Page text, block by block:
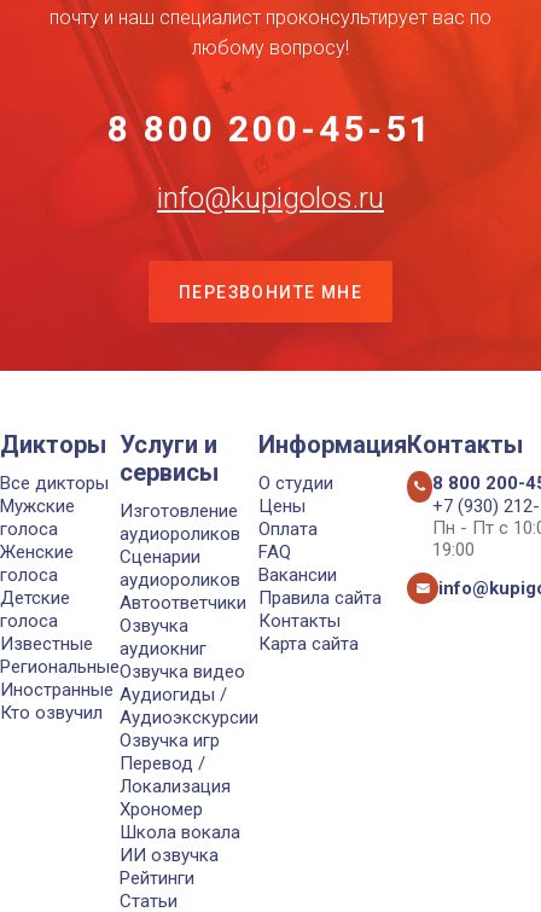
почту и наш специалист проконсультирует вас по
любому вопросу!
8 800 200-45-51
info@kupigolos.ru
ПЕРЕЗВОНИТЕ МНЕ
Дикторы
Все дикторы
Мужские
голоса
Женские
голоса
Детские
голоса
Известные
Региональные
Иностранные
Кто озвучил
Услуги и
сервисы
Изготовление
аудиороликов
Сценарии
аудиороликов
Автоответчики
Озвучка
аудиокниг
Озвучка видео
Аудиогиды /
Аудиоэкскурсии
Озвучка игр
Перевод /
Локализация
Хрономер
Школа вокала
ИИ озвучка
Рейтинги
Статьи
Информация
О студии
Цены
Оплата
FAQ
Вакансии
Правила сайта
Контакты
Карта сайта
Контакты
8 800 200-
+7 (930)
Пн - Пт с
19:00